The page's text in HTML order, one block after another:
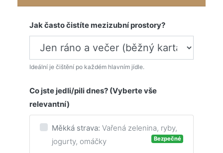
Jak často čistíte mezizubní prostory?
Ideální je čištění po každém hlavním jídle.
Co jste jedli/pili dnes? (Vyberte vše
relevantní)
Měkká strava: Vařená zelenina, ryby,
jogurty, omáčky
Bezpečné